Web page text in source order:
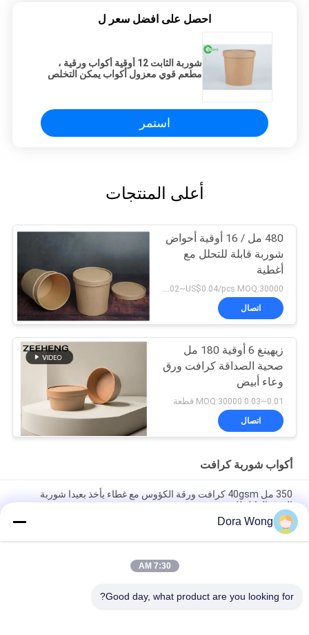
احصل على افضل سعر ل
شوربة الثابت 12 أوقية أكواب ورقية ،
مطعم قوي معزول أكواب يمكن التخلص
استمر
أعلى المنتجات
480 مل / 16 أوقية أحواض
شوربة قابلة للتحلل مع
أغطية
US$0.02~US$0.04/pcs MOQ:30000 قطعة
اتصال
زيهينغ 6 أوقية 180 مل
صحية الصداقة كرافت ورق
وعاء أبيض
0.01~0.03 MOQ:30000 قطعة
اتصال
أكواب شوربة كرافت
350 مل 40gsm كرافت ورقة الكؤوس مع غطاء يأخذ بعيدا شوربة
الورق القابل للتصرف
ورقة مطبوعة مع ورقة الغلاف
Dora Wong
7:30 AM
Good day, what product are you looking for?